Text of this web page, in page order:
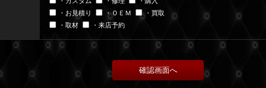
・お見積り
・ＯＥＭ
・買取
・取材
・来店予約